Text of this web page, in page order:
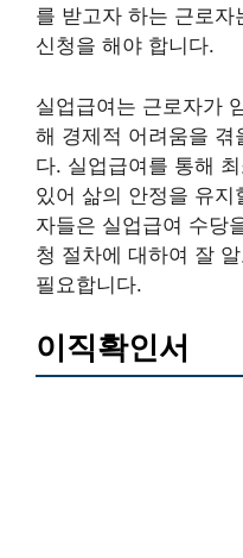
를 받고자 하는 근로자
신청을 해야 합니다.
실업급여는 근로자가
해 경제적 어려움을 겪
다. 실업급여를 통해
있어 삶의 안정을 유지
자들은 실업급여 수당
청 절차에 대하여 잘
필요합니다.
이직확인서